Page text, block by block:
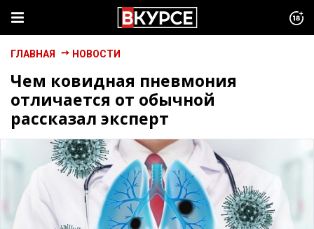
ГЛАВНАЯ НОВОСТИ
Чем ковидная пневмония
отличается от обычной
рассказал эксперт